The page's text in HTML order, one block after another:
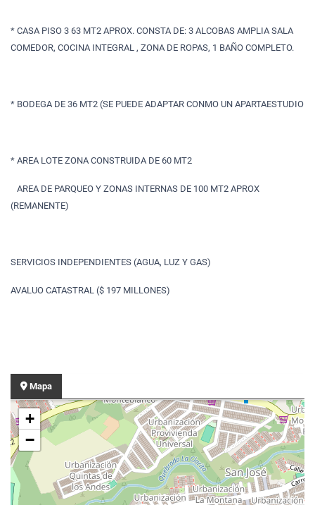
* CASA PISO 3 63 MT2 APROX. CONSTA DE: 3 ALCOBAS AMPLIA SALA
COMEDOR, COCINA INTEGRAL , ZONA DE ROPAS, 1 BAÑO COMPLETO.
* BODEGA DE 36 MT2 (SE PUEDE ADAPTAR CONMO UN APARTAESTUDIO
* AREA LOTE ZONA CONSTRUIDA DE 60 MT2
AREA DE PARQUEO Y ZONAS INTERNAS DE 100 MT2 APROX
(REMANENTE)
SERVICIOS INDEPENDIENTES (AGUA, LUZ Y GAS)
AVALUO CATASTRAL ($ 197 MILLONES)
Mapa
+
−